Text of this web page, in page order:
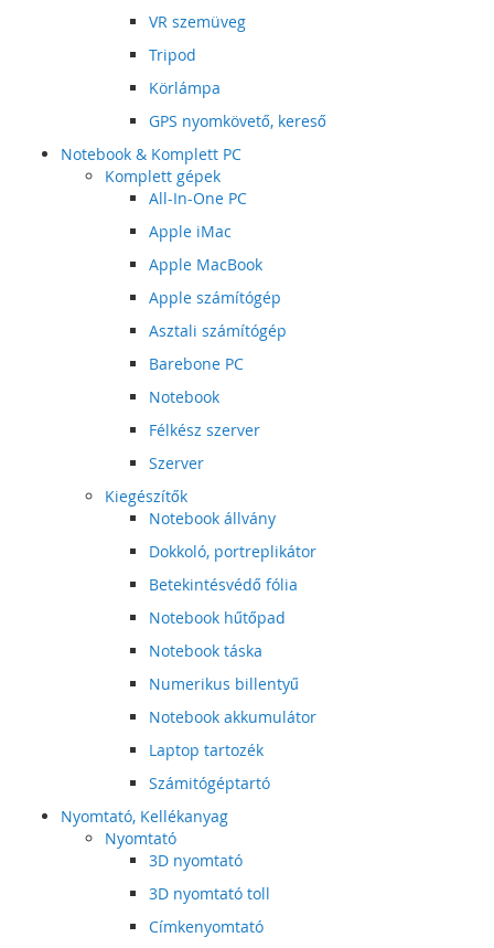
VR szemüveg
Tripod
Körlámpa
GPS nyomkövető, kereső
Notebook & Komplett PC
Komplett gépek
All-In-One PC
Apple iMac
Apple MacBook
Apple számítógép
Asztali számítógép
Barebone PC
Notebook
Félkész szerver
Szerver
Kiegészítők
Notebook állvány
Dokkoló, portreplikátor
Betekintésvédő fólia
Notebook hűtőpad
Notebook táska
Numerikus billentyű
Notebook akkumulátor
Laptop tartozék
Számitógéptartó
Nyomtató, Kellékanyag
Nyomtató
3D nyomtató
3D nyomtató toll
Címkenyomtató